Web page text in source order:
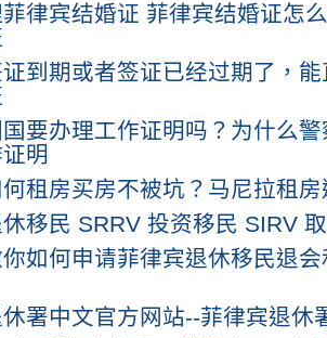
律宾结婚证 菲律宾结婚证怎
到期或者签证已经过期了，
要办理工作证明吗？为什么
明
租房买房不被坑？马尼拉租
移民 SRRV 投资移民 SIRV
如何申请菲律宾退休移民退
署中文官方网站--菲律宾退休